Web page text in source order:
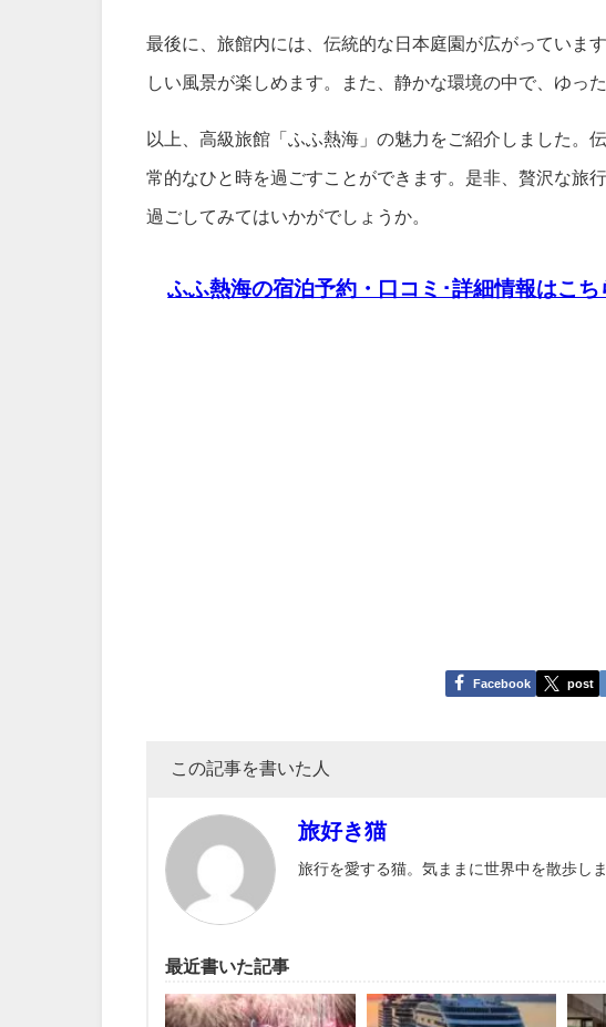
最後に、旅館内には、伝統的な日本庭園が広がっていま
しい風景が楽しめます。また、静かな環境の中で、ゆっ
以上、高級旅館「ふふ熱海」の魅力をご紹介しました。
常的なひと時を過ごすことができます。是非、贅沢な旅
過ごしてみてはいかがでしょうか。
ふふ熱海の宿泊予約・口コミ･詳細情報はこち
Facebook post
この記事を書いた人
旅好き猫
旅行を愛する猫。気ままに世界中を散歩しま
最近書いた記事